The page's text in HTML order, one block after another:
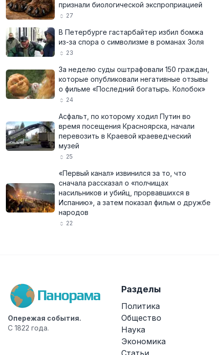
признали биологической экспроприацией
27
В Петербурге гастарбайтер избил бомжа
из-за спора о символизме в романах Золя
23
За неделю суды оштрафовали 150 граждан,
которые опубликовали негативные отзывы
о фильме «Последний богатырь. Колобок»
24
Асфальт, по которому ходил Путин во
время посещения Красноярска, начали
перевозить в Краевой краеведческий
музей
25
«Первый канал» извинился за то, что
сначала рассказал о «полчищах
насильников и убийц, прорвавшихся в
Испанию», а затем показал фильм о дружбе
народов
22
Опережая события.
С 1822 года.
Разделы
Политика
Общество
Наука
Экономика
Статьи